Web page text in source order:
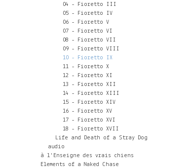
04 - Fioretto III
05 - Fioretto IV
06 - Fioretto V
07 - Fioretto VI
08 - Fioretto VII
09 - Fioretto VIII
10 - Fioretto IX
11 - Fioretto X
12 - Fioretto XI
13 - Fioretto XII
14 - Fioretto XIII
15 - Fioretto XIV
16 - Fioretto XV
17 - Fioretto XVI
18 - Fioretto XVII
Life and Death of a Stray Dog
audio
à l'Enseigne des vrais chiens
Elements of a Naked Chase